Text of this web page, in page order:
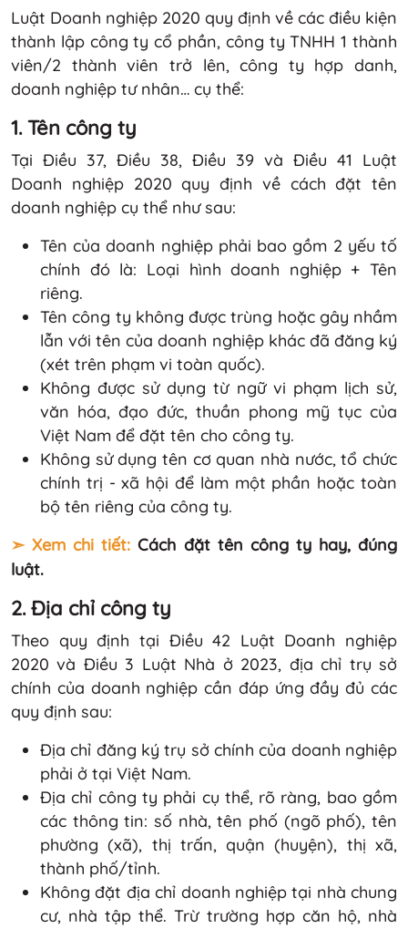
Luật Doanh nghiệp 2020 quy định về các điều kiện
thành lập công ty cổ phần, công ty TNHH 1 thành
viên/2 thành viên trở lên, công ty hợp danh,
doanh nghiệp tư nhân… cụ thể:
1. Tên công ty
Tại Điều 37, Điều 38, Điều 39 và Điều 41 Luật
Doanh nghiệp 2020 quy định về cách đặt tên
doanh nghiệp cụ thể như sau:
Tên của doanh nghiệp phải bao gồm 2 yếu tố
chính đó là: Loại hình doanh nghiệp + Tên
riêng.
Tên công ty không được trùng hoặc gây nhầm
lẫn với tên của doanh nghiệp khác đã đăng ký
(xét trên phạm vi toàn quốc).
Không được sử dụng từ ngữ vi phạm lịch sử,
văn hóa, đạo đức, thuần phong mỹ tục của
Việt Nam để đặt tên cho công ty.
Không sử dụng tên cơ quan nhà nước, tổ chức
chính trị - xã hội để làm một phần hoặc toàn
bộ tên riêng của công ty.
➣ Xem chi tiết: Cách đặt tên công ty hay, đúng
luật.
2. Địa chỉ công ty
Theo quy định tại Điều 42 Luật Doanh nghiệp
2020 và Điều 3 Luật Nhà ở 2023, địa chỉ trụ sở
chính của doanh nghiệp cần đáp ứng đầy đủ các
quy định sau:
Địa chỉ đăng ký trụ sở chính của doanh nghiệp
phải ở tại Việt Nam.
Địa chỉ công ty phải cụ thể, rõ ràng, bao gồm
các thông tin: số nhà, tên phố (ngõ phố), tên
phường (xã), thị trấn, quận (huyện), thị xã,
thành phố/tỉnh.
Không đặt địa chỉ doanh nghiệp tại nhà chung
cư, nhà tập thể. Trừ trường hợp căn hộ, nhà